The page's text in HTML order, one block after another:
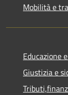
Mobilità e
Educazione
Giustizia e